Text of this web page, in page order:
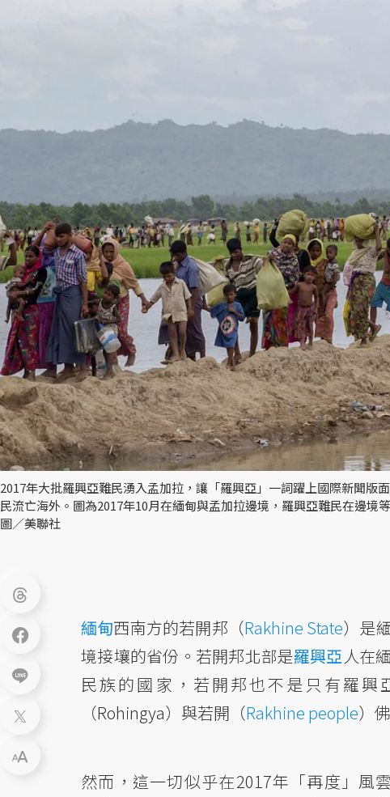
2017年大批羅興亞難民湧入孟加拉，讓「羅興亞」一詞躍上國際新聞
民流亡海外。圖為2017年10月在緬甸與孟加拉邊境，羅興亞難民在邊
圖／美聯社
緬甸西南方的若開邦（Rakhine State）是
境接壤的省份。若開邦北部是羅興亞人在
民族的國家，若開邦也不是只有羅
（Rohingya）與若開（Rakhine people）
然而，這一切似乎在2017年「再度」